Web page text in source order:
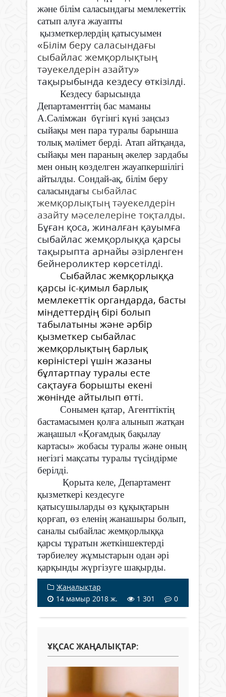
және білім саласындағы мемлекеттік
сатып алуға жауапты
қызметкерлердің қатысуымен
«Білім беру саласындағы
сыбайлас жемқорлықтың
тәуекелдерін азайту»
тақырыбында кездесу өткізілді.
Кездесу барысында
Департаменттің бас маманы
А.Сәлімжан бүгінгі күні заңсыз
сыйақы мен пара туралы барынша
толық мәлімет берді. Атап айтқанда,
сыйақы мен параның әкелер зардабы
мен оның көзделген жауапкершілігі
айтылды. Сондай-ақ, білім беру
саласындағы сыбайлас
жемқорлықтың тәуекелдерін
азайту мәселелеріне тоқталды.
Бұған қоса, жиналған қауымға
сыбайлас жемқорлыққа қарсы
тақырыпта арнайы әзірленген
бейнероликтер көрсетілді.
Сыбайлас жемқорлыққа
қарсы іс-қимыл барлық
мемлекеттік органдарда, басты
міндеттердің бірі болып
табылатыны және әрбір
қызметкер сыбайлас
жемқорлықтың барлық
көріністері үшін жазаны
бұлтартпау туралы есте
сақтауға борышты екені
жөнінде айтылып өтті.
Сонымен қатар, Агенттіктің
бастамасымен қолға алынып жатқан
жаңашыл «Қоғамдық бақылау
картасы» жобасы туралы және оның
негізгі мақсаты туралы түсіндірме
берілді.
Қорыта келе, Департамент
қызметкері кездесуге
қатысушыларды өз құқықтарын
қорғап, өз еленің жанашыры болып,
саналы сыбайлас жемқорлыққа
қарсы тұратын жеткіншектерді
тәрбиелеу жұмыстарын одан әрі
қарқынды жүргізуге шақырды.
Жаңалықтар
14 мамыр 2018 ж.
1 301 0
ҰҚСАС ЖАҢАЛЫҚТАР: